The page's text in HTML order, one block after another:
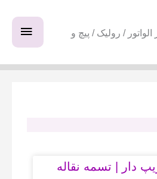
/ رولیک / پیچ و
دار | تسمه نقاله